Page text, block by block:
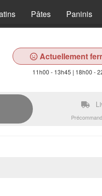
Pâtes Paninis
Actuellement
11h00 - 13h45 | 18h00 -